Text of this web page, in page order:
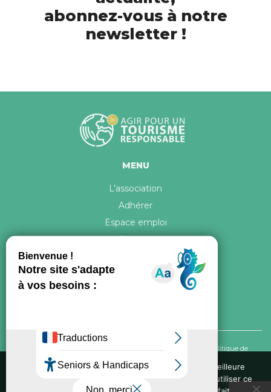
abonnez-vous à notre
newsletter !
MENU
L’association
Adhérer
Espace emploi
Contact
Politique de
confidentialité
Conception graphique, iconographie et développement de ce site réalisés par
Nous utilisons des cookies pour vous garantir la meilleure
expérience sur notre site web. Si vous continuez à utiliser ce